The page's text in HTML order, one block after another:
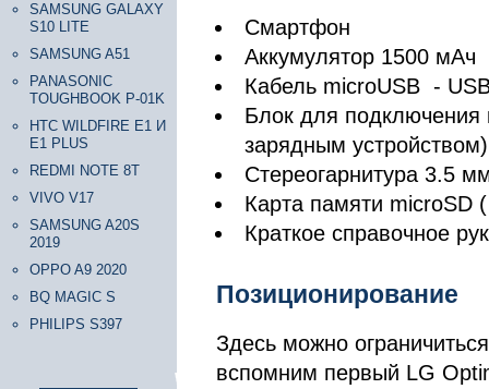
SAMSUNG GALAXY
S10 LITE
SAMSUNG A51
PANASONIC
TOUGHBOOK P-01K
HTC WILDFIRE E1 И
E1 PLUS
REDMI NOTE 8T
VIVO V17
SAMSUNG A20S
2019
OPPO A9 2020
BQ MAGIC S
PHILIPS S397
Смартфон
Аккумулятор 1500 мАч
Кабель microUSB -
Блок для подключения
зарядным устройством)
Стереогарнитура 3.5
Карта памяти microSD
Краткое справочное
Позиционирование
Здесь можно
вспомним первый LG